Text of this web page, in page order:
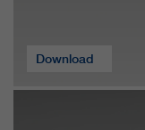
Download